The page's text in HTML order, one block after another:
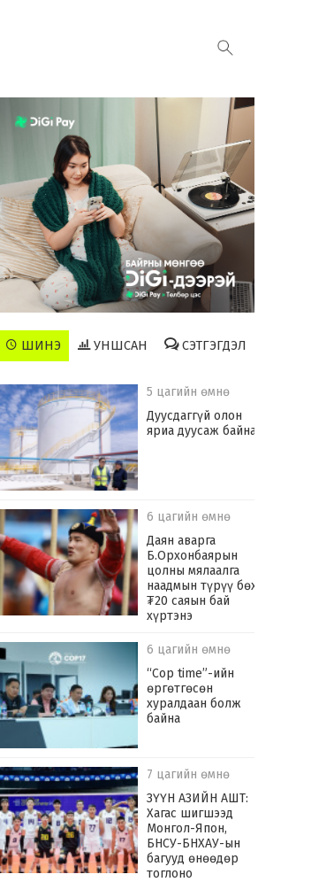
ШИНЭ УНШСАН СЭТГЭГДЭЛ
5 цагийн өмнө
Дуусдаггүй олон
яриа дуусаж байна
6 цагийн өмнө
Даян аварга
Б.Орхонбаярын
цолны мялаалга
наадмын түрүү бөх
₮20 саяын бай
хүртэнэ
6 цагийн өмнө
“Cop time”-ийн
өргөтгөсөн
хуралдаан болж
байна
7 цагийн өмнө
ЗҮҮН АЗИЙН АШТ:
Хагас шигшээд
Монгол-Япон,
БНСУ-БНХАУ-ын
багууд өнөөдөр
тоглоно